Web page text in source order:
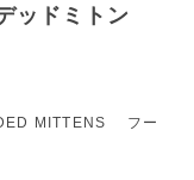
ドミトン
MITTENS フー